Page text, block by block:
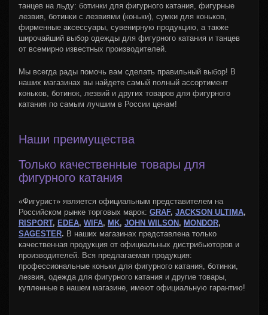
танцев на льду: ботинки для фигурного катания, фигурные
лезвия, ботинки с лезвиями (коньки), сумки для коньков,
фирменные аксессуары, сувенирную продукцию, а также
широчайший выбор одежды для фигурного катания и танцев
от всемирно известных производителей.
Мы всегда рады помочь вам сделать правильный выбор! В
наших магазинах вы найдете самый полный ассортимент
коньков, ботинок, лезвий и других товаров для фигурного
катания по самым лучшим в России ценам!
Наши преимущества
Только качественные товары для
фигурного катания
«Фигурист» является официальным представителем на
Российском рынке торговых марок: GRAF, JACKSON ULTIMA,
RISPORT, EDEA, WIFA, MK, JOHN WILSON , MONDOR,
SAGESTER. В наших магазинах представлена только
качественная продукция от официальных дистрибьюторов и
производителей. Вся предлагаемая продукция:
профессиональные коньки для фигурного катания, ботинки,
лезвия, одежда для фигурного катания и другие товары,
купленные в нашем магазине, имеют официальную гарантию!